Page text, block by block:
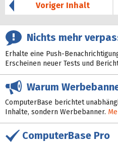
Voriger Inhalt
Nichts mehr
Erhalte eine Push-
Erscheinen neuer Tests und
Warum
ComputerBase berichtet
Inhalte, sondern Werbebanner.
ComputerBase Pro